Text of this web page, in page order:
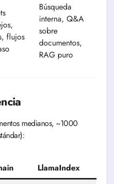
flujos
Búsqueda
interna, Q&A
sobre
documentos,
RAG puro
medianos, ~1000
LlamaIndex